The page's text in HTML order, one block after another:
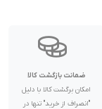
ضمانت بازگشت کالا
امکان برگشت کالا با دلیل
"انصراف از خرید" تنها در